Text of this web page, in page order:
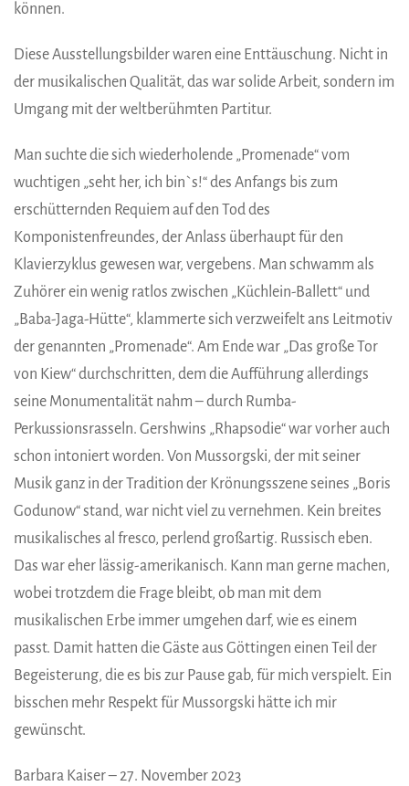
können.
Diese Ausstellungsbilder waren eine Enttäuschung. Nicht in
der musikalischen Qualität, das war solide Arbeit, sondern im
Umgang mit der weltberühmten Partitur.
Man suchte die sich wiederholende „Promenade“ vom
wuchtigen „seht her, ich bin`s!“ des Anfangs bis zum
erschütternden Requiem auf den Tod des
Komponistenfreundes, der Anlass überhaupt für den
Klavierzyklus gewesen war, vergebens. Man schwamm als
Zuhörer ein wenig ratlos zwischen „Küchlein-Ballett“ und
„Baba-Jaga-Hütte“, klammerte sich verzweifelt ans Leitmotiv
der genannten „Promenade“. Am Ende war „Das große Tor
von Kiew“ durchschritten, dem die Aufführung allerdings
seine Monumentalität nahm – durch Rumba-
Perkussionsrasseln. Gershwins „Rhapsodie“ war vorher auch
schon intoniert worden. Von Mussorgski, der mit seiner
Musik ganz in der Tradition der Krönungsszene seines „Boris
Godunow“ stand, war nicht viel zu vernehmen. Kein breites
musikalisches al fresco, perlend großartig. Russisch eben.
Das war eher lässig-amerikanisch. Kann man gerne machen,
wobei trotzdem die Frage bleibt, ob man mit dem
musikalischen Erbe immer umgehen darf, wie es einem
passt. Damit hatten die Gäste aus Göttingen einen Teil der
Begeisterung, die es bis zur Pause gab, für mich verspielt. Ein
bisschen mehr Respekt für Mussorgski hätte ich mir
gewünscht.
Barbara Kaiser – 27. November 2023